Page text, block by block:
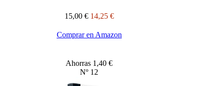
15,00 € 14,25 €
Comprar en Amazon
Ahorras 1,40 €
Nº 12